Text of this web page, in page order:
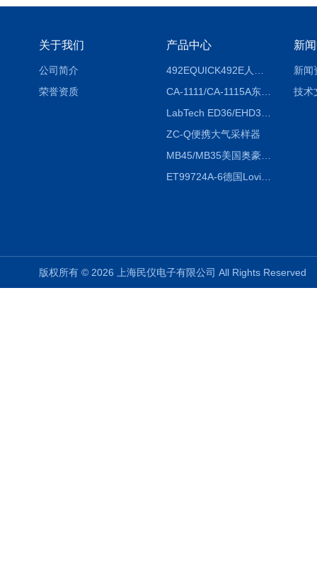
关于我们
公司简介
荣誉资质
产品中心
CA-1111/CA-1115A东京理化EYELA CA-1111/CA-1115A冷却水循环装置
ZC-Q便携大气采样器
MB45/MB35美国奥豪斯OHAUS MB45/MB35卤素红外水分测定仪
ET99724A-6德国Lovibond ET99724A-6微电脑BOD测定仪
新
新闻
技术
版权所有 © 2026 上海民仪电子有限公司 All Rights